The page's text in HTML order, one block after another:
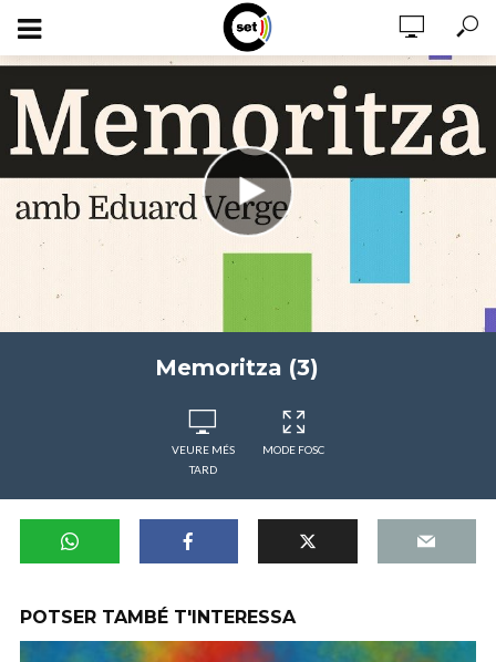
Memoritza (3)
VEURE MÉS
TARD
MODE FOSC
POTSER TAMBÉ T'INTERESSA